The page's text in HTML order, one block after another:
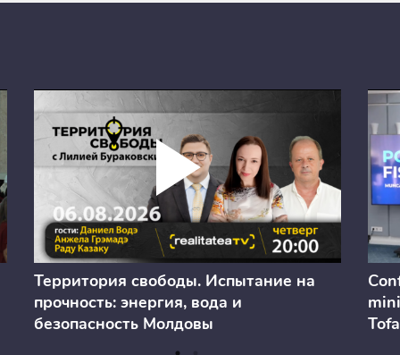
Территория свободы. Испытание на
прочность: энергия, вода и
безопасность Молдовы